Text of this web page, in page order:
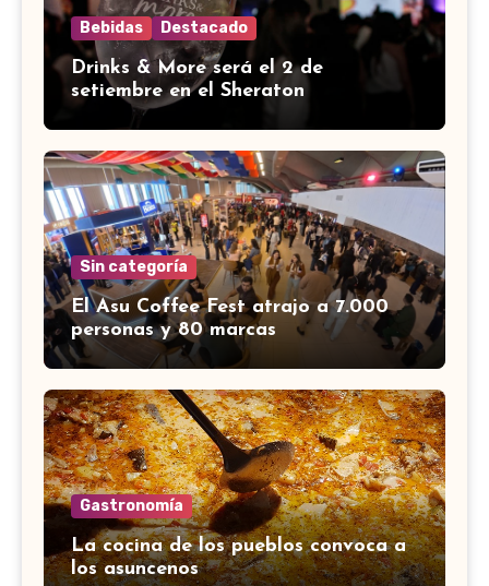
Bebidas Destacado
Drinks & More será el 2 de
setiembre en el Sheraton
Sin categoría
El Asu Coffee Fest atrajo a 7.000
personas y 80 marcas
Gastronomía
La cocina de los pueblos convoca a
los asuncenos